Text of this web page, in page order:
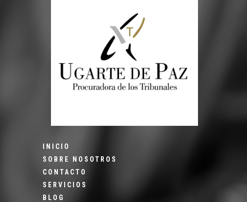
INICIO
SOBRE NOSOTROS
CONTACTO
SERVICIOS
BLOG